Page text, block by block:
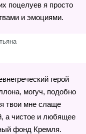
поцелуев я просто
и эмоциями.
герой
могуч, подобно
твои мне слаще
а чистое и любящее
фонд Кремля.